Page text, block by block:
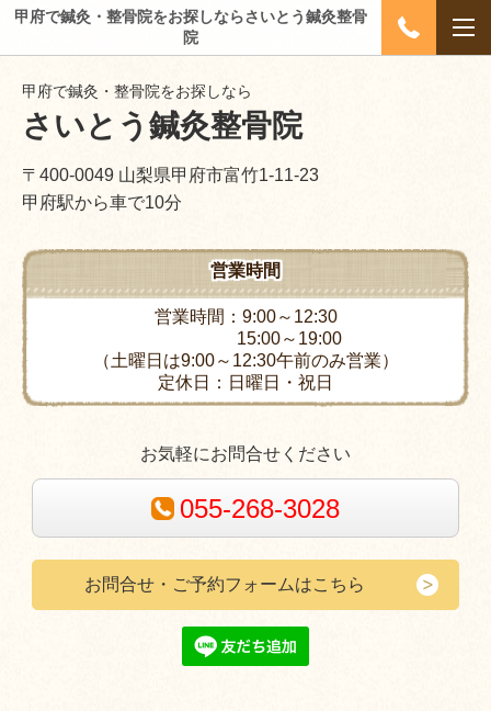
甲府で鍼灸・整骨院をお探しならさいとう鍼灸整骨
院
甲府で鍼灸・整骨院をお探しなら
さいとう鍼灸整骨院
〒400-0049 山梨県甲府市富竹1-11-23
甲府駅から車で10分
営業時間
営業時間：9:00～12:30
15:00～19:00
（土曜日は9:00～12:30午前のみ営業）
定休日：日曜日・祝日
お気軽にお問合せください
055-268-3028
お問合せ・ご予約フォームはこちら